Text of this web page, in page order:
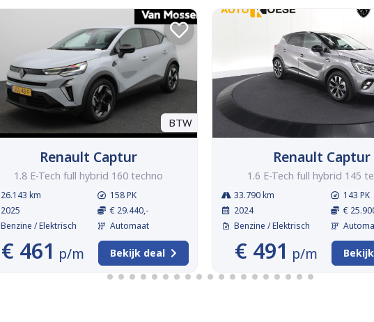
BTW
Renault Captur
1.8 E-Tech full hybrid 160 techno
26.143 km
2025
Benzine / Elektrisch
158 PK
€ 29.440,-
Automaat
€ 461 p/m Bekijk deal
Renault Captur
1.6 E-Tech full hybrid 145
33.790 km
2024
Benzine / Elektrisch
143 PK
€
€ 491 p/m